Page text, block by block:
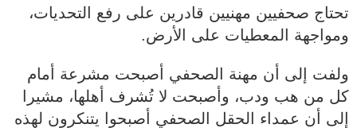
تحتاج صحفيين مهنيين قادرين على رفع التحديات،
ومواجهة المعطيات على الأرض.
ولفت إلى أن مهنة الصحفي أصبحت مشرعة أمام
كل من هب ودب، وأصبحت لا تُشرف أهلها، مشيرا
إلى أن عمداء الحقل الصحفي أصبحوا يتنكرون لهذه